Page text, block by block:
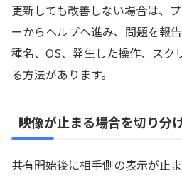
更新しても改善しない場合は、
ーからヘルプへ進み、問題を報
種名、OS、発生した操作、スク
る方法があります。
映像が止まる場合を切り分
共有開始後に相手側の表示が止